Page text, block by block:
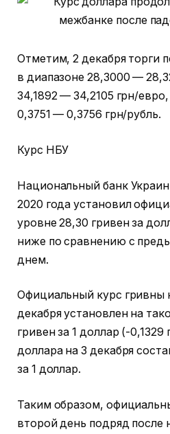
Отметим, 2 декабря торги
в диапазоне 28,3000 —
34,1892 — 34,2105 грн/
0,3751 — 0,3756 грн/рубль.
Курс НБУ
Национальный банк
2020 года установил
уровне 28,30 гривен за
ниже по сравнению с
днем.
Официальный курс гривны
декабря установлен на
гривен за 1 доллар (-
доллара на 3 декабря
за 1 доллар.
Таким образом,
второй день подряд после